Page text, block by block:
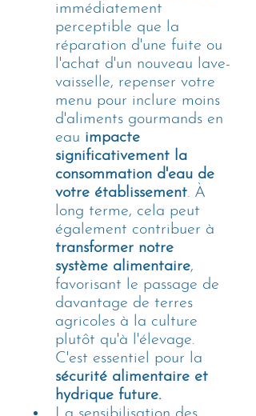
immédiatement
perceptible que la
réparation d'une fuite ou
l'achat d'un nouveau lave-
vaisselle, repenser votre
menu pour inclure moins
d'aliments gourmands en
eau impacte
significativement la
consommation d'eau de
votre établissement. À
long terme, cela peut
également contribuer à
transformer notre
système alimentaire,
favorisant le passage de
davantage de terres
agricoles à la culture
plutôt qu'à l'élevage.
C'est essentiel pour la
sécurité alimentaire et
hydrique future.